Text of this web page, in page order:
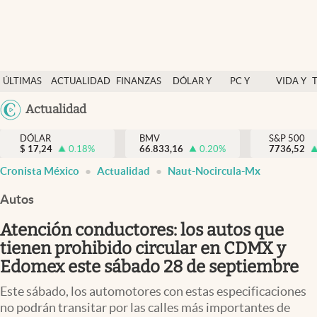
ÚLTIMAS
NOTICIAS
ACTUALIDAD
FINANZAS
DÓLAR Y
PC Y
VIDA Y
México
Actualidad
Actualidad
Finanzas y economía
Dólar y mercados
Pc y celular
Vida y estilo
Tv
DÓLAR
$ 17,24 0.18%
BMV
66.833,16
0.20%
S&P 500
7736,52
Cronista México Actualidad Naut-Nocircula-Mx
Autos
Atención conductores: los autos que
tienen prohibido circular en CDMX y
Edomex este sábado 28 de septiembre
Este sábado, los automotores con estas especificaciones
no podrán transitar por las calles más importantes de